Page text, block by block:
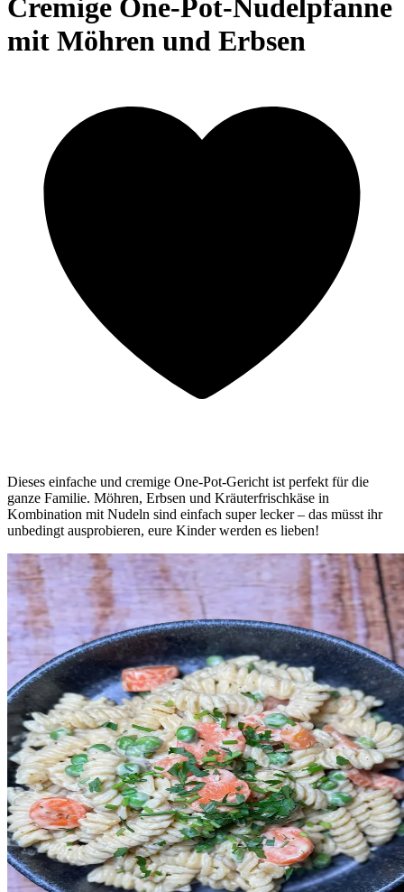
Cremige One-Pot-Nudelpfanne
mit Möhren und Erbsen
Dieses einfache und cremige One-Pot-Gericht ist perfekt für die
ganze Familie. Möhren, Erbsen und Kräuterfrischkäse in
Kombination mit Nudeln sind einfach super lecker – das müsst ihr
unbedingt ausprobieren, eure Kinder werden es lieben!